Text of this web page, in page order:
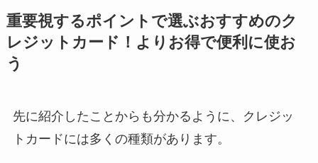
重要視するポイントで選ぶおすすめのク
レジットカード！よりお得で便利に使お
う
先に紹介したことからも分かるように、クレジッ
トカードには多くの種類があります。